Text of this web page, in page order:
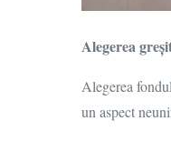
Alegerea
Alegerea
un aspect